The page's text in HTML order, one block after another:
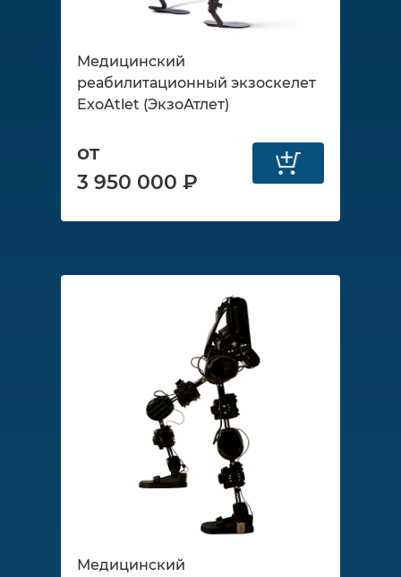
Медицинский
реабилитационный экзоскелет
ExoAtlet (ЭкзоАтлет)
от
3 950 000 ₽
Медицинский